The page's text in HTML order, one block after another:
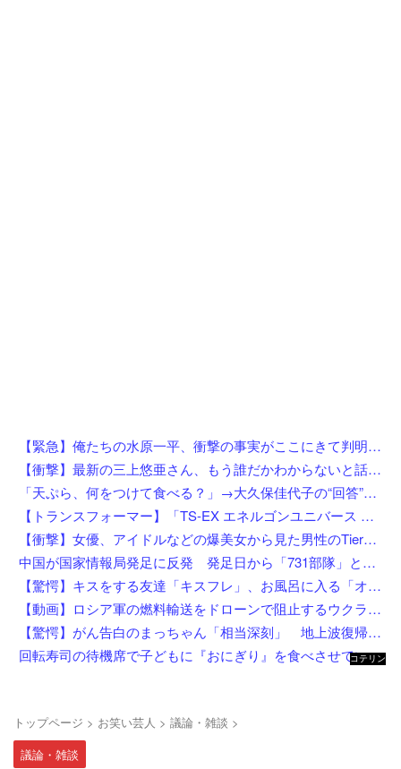
【緊急】俺たちの水原一平、衝撃の事実がここにきて判明！！一発逆転へ！！←これw w w w w w w w w
【衝撃】最新の三上悠亜さん、もう誰だかわからないと話題になってしまった画像がこちら
「天ぷら、何をつけて食べる？」→大久保佳代子の“回答”にスタジオ驚き「嘘だろ？」
【トランスフォーマー】「TS-EX エネルゴンユニバース オプティマスプライム」【T-SPARK ZONE 流通限定で予約開始】
【衝撃】女優、アイドルなどの爆美女から見た男性のTierリストがこれ←勿論優秀なお前らは入ってるよな？？？？？
中国が国家情報局発足に反発 発足日から「731部隊」と結び付け戦後秩序への挑発と非難
【驚愕】キスをする友達「キスフレ」、お風呂に入る「オフレ」、添い寝の「ソフレ」… Z世代が恋人ではなく「〇〇フレ」を選ぶ理由がこちらw w w w w w w w
【動画】ロシア軍の燃料輸送をドローンで阻止するウクライナ。
【驚愕】がん告白のまっちゃん「相当深刻」 地上波復帰の意外な切り札はまさかの…w w w w w w w w w
回転寿司の待機席で子どもに『おにぎり』を食べさせている親を目撃したんだが……え？！何しにきたん？
コテリン
トップページ > お笑い芸人 > 議論・雑談 >
議論・雑談